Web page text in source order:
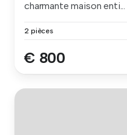
charmante maison enti...
2 pièces
€ 800